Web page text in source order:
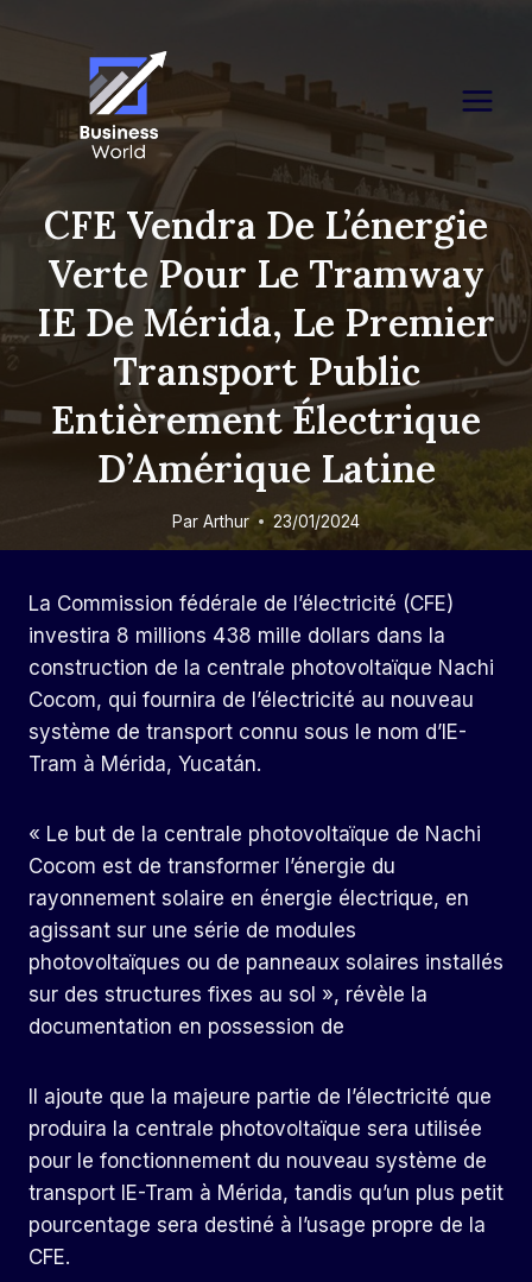
content
CFE Vendra De L’énergie
Verte Pour Le Tramway
IE De Mérida, Le Premier
Transport Public
Entièrement Électrique
D’Amérique Latine
Par Arthur 23/01/2024
La Commission fédérale de l’électricité (CFE)
investira 8 millions 438 mille dollars dans la
construction de la centrale photovoltaïque Nachi
Cocom, qui fournira de l’électricité au nouveau
système de transport connu sous le nom d’IE-
Tram à Mérida, Yucatán.
« Le but de la centrale photovoltaïque de Nachi
Cocom est de transformer l’énergie du
rayonnement solaire en énergie électrique, en
agissant sur une série de modules
photovoltaïques ou de panneaux solaires installés
sur des structures fixes au sol », révèle la
documentation en possession de
Il ajoute que la majeure partie de l’électricité que
produira la centrale photovoltaïque sera utilisée
pour le fonctionnement du nouveau système de
transport IE-Tram à Mérida, tandis qu’un plus petit
pourcentage sera destiné à l’usage propre de la
CFE.